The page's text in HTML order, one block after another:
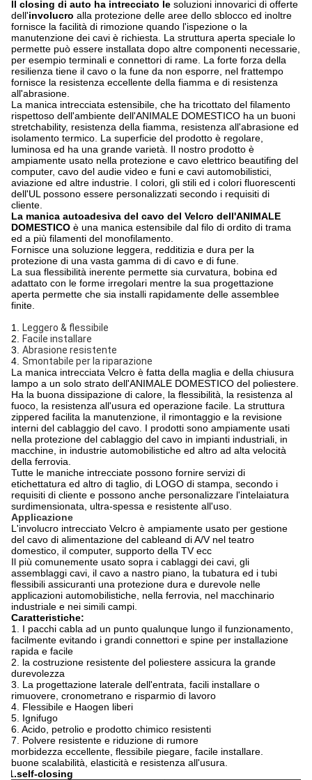
Il closing di auto ha intrecciato le soluzioni innovarici di offerte
dell'involucro alla protezione delle aree dello sblocco ed inoltre
fornisce la facilità di rimozione quando l'ispezione o la
manutenzione dei cavi è richiesta. La struttura aperta speciale lo
permette può essere installata dopo altre componenti necessarie,
per esempio terminali e connettori di rame. La forte forza della
resilienza tiene il cavo o la fune da non esporre, nel frattempo
fornisce la resistenza eccellente della fiamma e di resistenza
all'abrasione.
La manica intrecciata estensibile, che ha tricottato del filamento
rispettoso dell'ambiente dell'ANIMALE DOMESTICO ha un buoni
stretchability, resistenza della fiamma, resistenza all'abrasione ed
isolamento termico. La superficie del prodotto è regolare,
luminosa ed ha una grande varietà. Il nostro prodotto è
ampiamente usato nella protezione e cavo elettrico beautifing del
computer, cavo del audie video e funi e cavi automobilistici,
aviazione ed altre industrie. I colori, gli stili ed i colori fluorescenti
dell'UL possono essere personalizzati secondo i requisiti di
cliente.
La manica autoadesiva del cavo del Velcro dell'ANIMALE
DOMESTICO è una manica estensibile dal filo di ordito di trama
ed a più filamenti del monofilamento.
Fornisce una soluzione leggera, redditizia e dura per la
protezione di una vasta gamma di di cavo e di fune.
La sua flessibilità inerente permette sia curvatura, bobina ed
adattato con le forme irregolari mentre la sua progettazione
aperta permette che sia installi rapidamente delle assemblee
finite.
1.
Leggero & flessibile
2.
Facile installare
3. Abrasione resistente
4. Smontabile per la riparazione
La manica intrecciata Velcro è fatta della maglia e della chiusura
lampo a un solo strato dell'ANIMALE DOMESTICO del poliestere.
Ha la buona dissipazione di calore, la flessibilità, la resistenza al
fuoco, la resistenza all'usura ed operazione facile. La struttura
zippered facilita la manutenzione, il rimontaggio e la revisione
interni del cablaggio del cavo. I prodotti sono ampiamente usati
nella protezione del cablaggio del cavo in impianti industriali, in
macchine, in industrie automobilistiche ed altro ad alta velocità
della ferrovia.
Tutte le maniche intrecciate possono fornire servizi di
etichettatura ed altro di taglio, di LOGO di stampa, secondo i
requisiti di cliente e possono anche personalizzare l'intelaiatura
surdimensionata, ultra-spessa e resistente all'uso.
Applicazione
L'involucro intrecciato Velcro è ampiamente usato per gestione
del cavo di alimentazione del cableand di A/V nel teatro
domestico, il computer, supporto della TV ecc
Il più comunemente usato sopra i cablaggi dei cavi, gli
assemblaggi cavi, il cavo a nastro piano, la tubatura ed i tubi
flessibili assicuranti una protezione dura e durevole nelle
applicazioni automobilistiche, nella ferrovia, nel macchinario
industriale e nei simili campi.
Caratteristiche:
1. I pacchi cabla ad un punto qualunque lungo il funzionamento,
facilmente evitando i grandi connettori e spine per installazione
rapida e facile
2. la costruzione resistente del poliestere assicura la grande
durevolezza
3. La progettazione laterale dell'entrata, facili installare o
rimuovere, cronometrano e risparmio di lavoro
4. Flessibile e Haogen liberi
5. Ignifugo
6. Acido, petrolio e prodotto chimico resistenti
7. Polvere resistente e riduzione di rumore
morbidezza eccellente, flessibile piegare, facile installare.
buone scalabilità, elasticità e resistenza all'usura.
1.self-closing